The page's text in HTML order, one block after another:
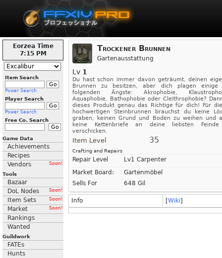
Eorzea Time
7:15 PM
Item Search
Power Search
Player Search
Power Search
Free Co. Search
Game Data
Achievements
Recipes
Vendors
Soon!
Tools
Bazaar
DoL Nodes
Soon!
Item Sets Soon!
Market Soon!
Rankings
Wanted
Guildwork
FATEs
Hunts
Trockener Brunnen
Gartenausstattung
Lv 1
Du hast schon immer davon geträumt, deinen
Brunnen zu besitzen, aber dich plagen einige
folgenden Ängste: Akrophobie,
Aquaphobie, Bathophobie oder Cleithrophobie?
dieses Produkt genau das Richtige für dich! Für
hochwertigen Steinbrunnen brauchst du keine
graben, keinen Grund und Boden zu weihen und
keine Kettenbriefe an deine liebsten
verschicken.
Item Level 35
Crafting and Repairs
Repair Level
Lv1 Carpenter
Market Board:
Gartenmöbel
Sells For
648 Gil
Info [Wiki]